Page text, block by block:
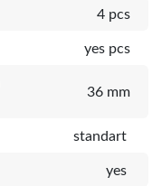
4 pcs
yes pcs
36 mm
standart
yes